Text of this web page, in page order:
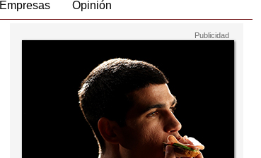
Empresas Opinión